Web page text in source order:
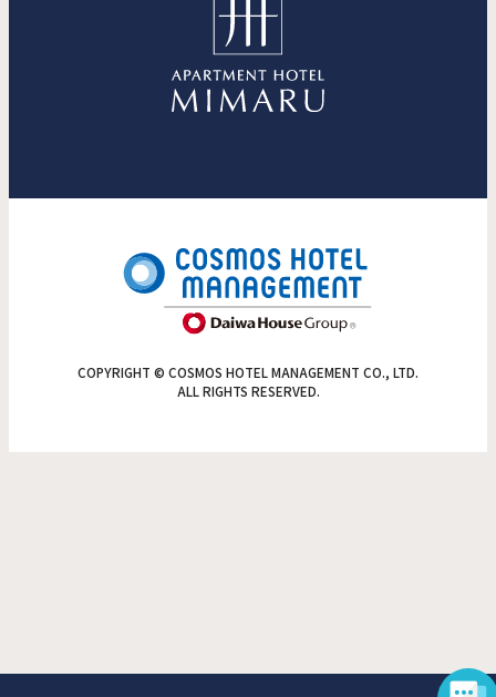
COPYRIGHT © COSMOS HOTEL MANAGEMENT CO., LTD.
ALL RIGHTS RESERVED.